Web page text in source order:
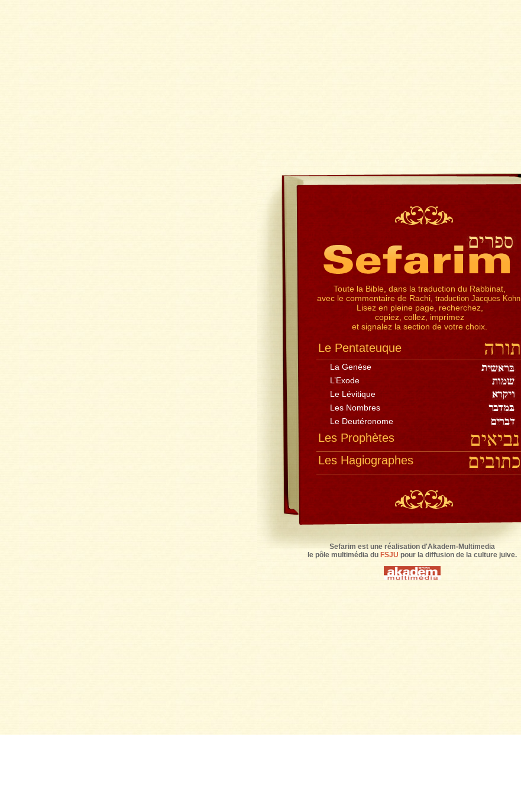
Toute la Bible, dans la traduction du Rabbinat,
avec le commentaire de Rachi, traduction Jacques Kohn.
Lisez en pleine page, recherchez,
copiez, collez, imprimez
et signalez la section de votre choix.
Le Pentateuque
La Genèse
L’Exode
Le Lévitique
Les Nombres
Le Deutéronome
Les Prophètes
Les Hagiographes
Sefarim est une réalisation d'Akadem-Multimedia
le pôle multimédia du FSJU pour la diffusion de la culture juive.